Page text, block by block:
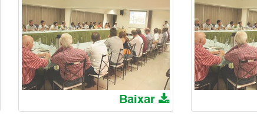
Baixar